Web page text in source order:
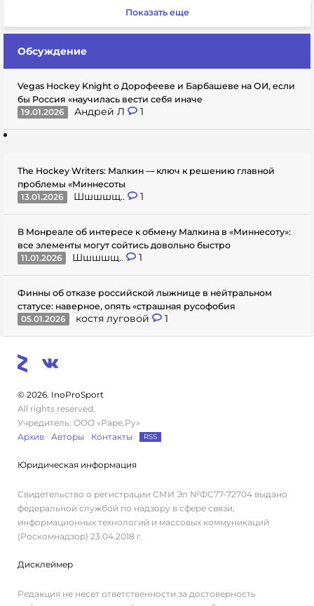
Показать еще
Обсуждение
Vegas Hockey Knight о Дорофееве и Барбашеве на ОИ, если
бы Россия «научилась вести себя иначе
19.01.2026
Андрей Л 1
The Hockey Writers: Малкин — ключ к решению главной
проблемы «Миннесоты
13.01.2026
Шшшшщ.. 1
В Монреале об интересе к обмену Малкина в «Миннесоту»:
все элементы могут сойтись довольно быстро
11.01.2026
Шшшшщ.. 1
Финны об отказе российской лыжнице в нейтральном
статусе: наверное, опять «страшная русофобия
05.01.2026
костя луговой 1
© 2026. InoProSport
All rights reserved.
Учредитель: ООО «Раре.Ру»
Архив
Авторы Контакты RSS
Юридическая информация
Свидетельство о регистрации СМИ Эл №ФС77-72704 выдано
федеральной службой по надзору в сфере связи,
информационных технологий и массовых коммуникаций
(Роскомнадзор) 23.04.2018 г.
Дисклеймер
Редакция не несет ответственности за достоверность